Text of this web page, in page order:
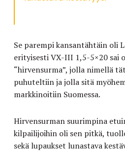
Se parempi kansantähtäin oli
erityisesti VX-III 1,5-5×20 sai
“hirvensurma”, jolla nimellä
puhuteltiin ja jolla sitä
markkinoitiin Suomessa.
Hirvensurman suurimpina
kilpailijoihin oli sen pitkä,
sekä lupaukset lunastava